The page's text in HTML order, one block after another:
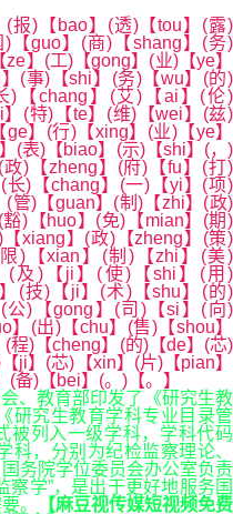
【bao】(透)【tou】(露)
【guo】(商)【shang】(务)
】(工)【gong】(业)【ye】
(事)【shi】(务)【wu】(的)
)【chang】(艾)【ai】(伦)
】(特)【te】(维)【wei】(兹)
】(行)【xing】(业)【ye】
(表)【biao】(示)【shi】(，)
)【zheng】(府)【fu】(打)
长)【chang】(一)【yi】(项)
(管)【guan】(制)【zhi】(政)
)【huo】(免)【mian】(期)
xiang】(政)【zheng】(策)
)【xian】(制)【zhi】(美)
(及)【ji】(使)【shi】(用)
(技)【ji】(术)【shu】(的)
公)【gong】(司)【si】(向)
】(出)【chu】(售)【shou】
程)【cheng】(的)【de】(芯)
ji】(芯)【xin】(片)【pian】
备)【bei】(。)【。】
教育部印发了《研究生教
研究生教育学科专业目录管
被列入一级学科，学科代码
科，分别为纪检监察理论、
务院学位委员会办公室负责
察学”，是出于更好地服务国
。
【麻豆视传媒短视频免费